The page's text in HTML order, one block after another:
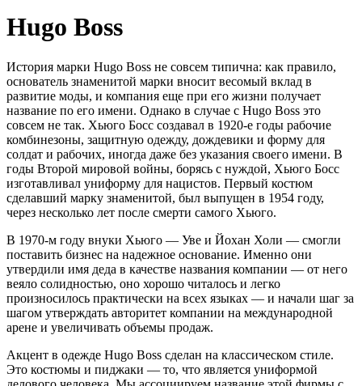
Hugo Boss
История марки Hugo Boss не совсем типична: как правило,
основатель знаменитой марки вносит весомый вклад в
развитие моды, и компания еще при его жизни получает
название по его имени. Однако в случае с Hugo Boss это
совсем не так. Хьюго Босс создавал в 1920-е годы рабочие
комбинезоны, защитную одежду, дождевики и форму для
солдат и рабочих, иногда даже без указания своего имени. В
годы Второй мировой войны, борясь с нуждой, Хьюго Босс
изготавливал униформу для нацистов. Первый костюм
сделавший марку знаменитой, был выпущен в 1954 году,
через несколько лет после смерти самого Хьюго.
В 1970-м году внуки Хьюго — Уве и Йохан Холи — смогли
поставить бизнес на надежное основание. Именно они
утвердили имя деда в качестве названия компании — от него
веяло солидностью, оно хорошо читалось и легко
произносилось практически на всех языках — и начали шаг за
шагом утверждать авторитет компании на международной
арене и увеличивать объемы продаж.
Акцент в одежде Hugo Boss сделан на классическом стиле.
Это костюмы и пиджаки — то, что является униформой